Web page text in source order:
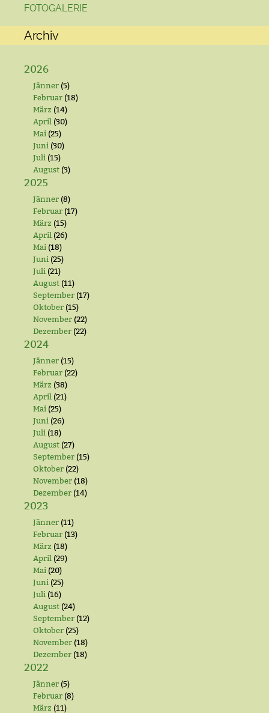
FOTOGALERIE
Archiv
2026
Jänner (5)
Februar (18)
März (14)
April (30)
Mai (25)
Juni (30)
Juli (15)
August (3)
2025
Jänner (8)
Februar (17)
März (15)
April (26)
Mai (18)
Juni (25)
Juli (21)
August (11)
September (17)
Oktober (15)
November (22)
Dezember (22)
2024
Jänner (15)
Februar (22)
März (38)
April (21)
Mai (25)
Juni (26)
Juli (18)
August (27)
September (15)
Oktober (22)
November (18)
Dezember (14)
2023
Jänner (11)
Februar (13)
März (18)
April (29)
Mai (20)
Juni (25)
Juli (16)
August (24)
September (12)
Oktober (25)
November (18)
Dezember (18)
2022
Jänner (5)
Februar (8)
März (11)